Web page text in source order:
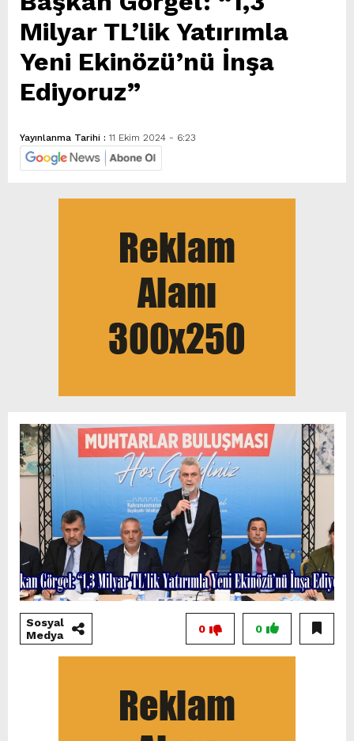
Milyar TL’lik Yatırımla
Yeni Ekinözü’nü İnşa
Ediyoruz”
Yayınlanma Tarihi : 11 Ekim 2024 - 6:23
Sosyal
Medya
0
0